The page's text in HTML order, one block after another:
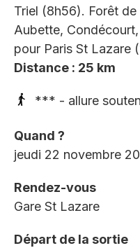
Triel (8h56). Forêt
Aubette, Condécourt,
pour Paris St Lazare
Distance : 25 km
*** - allure
Quand ?
jeudi 22 novembre
Rendez-vous
Gare St Lazare
Départ de la sortie